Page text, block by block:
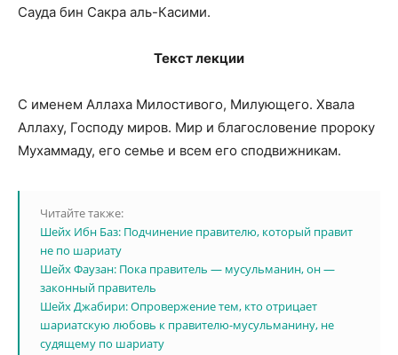
Сауда бин Сакра аль-Касими.
Текст лекции
С именем Аллаха Милостивого, Милующего. Хвала
Аллаху, Господу миров. Мир и благословение пророку
Мухаммаду, его семье и всем его сподвижникам.
Читайте также:
Шейх Ибн Баз: Подчинение правителю, который правит
не по шариату
Шейх Фаузан: Пока правитель — мусульманин, он —
законный правитель
Шейх Джабири: Опровержение тем, кто отрицает
шариатскую любовь к правителю-мусульманину, не
судящему по шариату